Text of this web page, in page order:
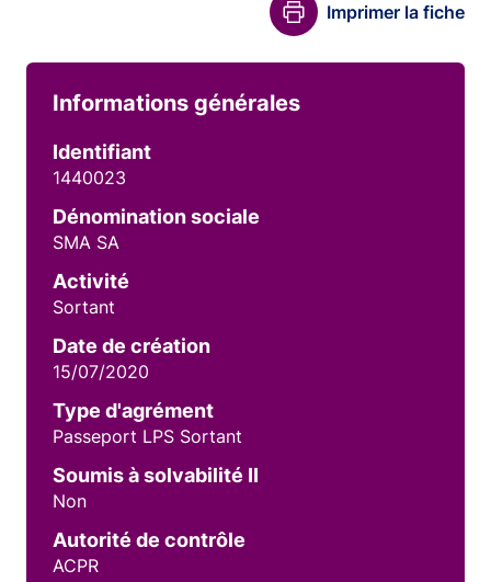
Imprimer la fiche
Informations générales
Identifiant
1440023
Dénomination sociale
SMA SA
Activité
Sortant
Date de création
15/07/2020
Type d'agrément
Passeport LPS Sortant
Soumis à solvabilité II
Non
Autorité de contrôle
ACPR